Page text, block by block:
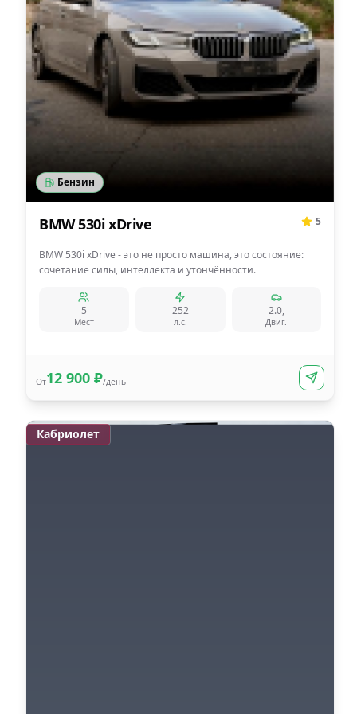
Бензин
BMW 530i xDrive 5
BMW 530i xDrive - это не просто машина, это состояние:
сочетание силы, интеллекта и утончённости.
5
Мест
252
л.с.
2.0,
Двиг.
От12 900 ₽/день
Кабриолет